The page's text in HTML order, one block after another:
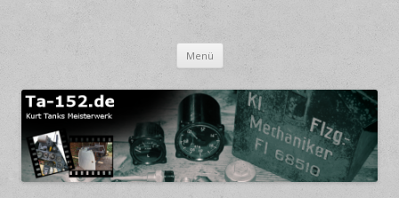
Focke-Wulf TA 152
Menü